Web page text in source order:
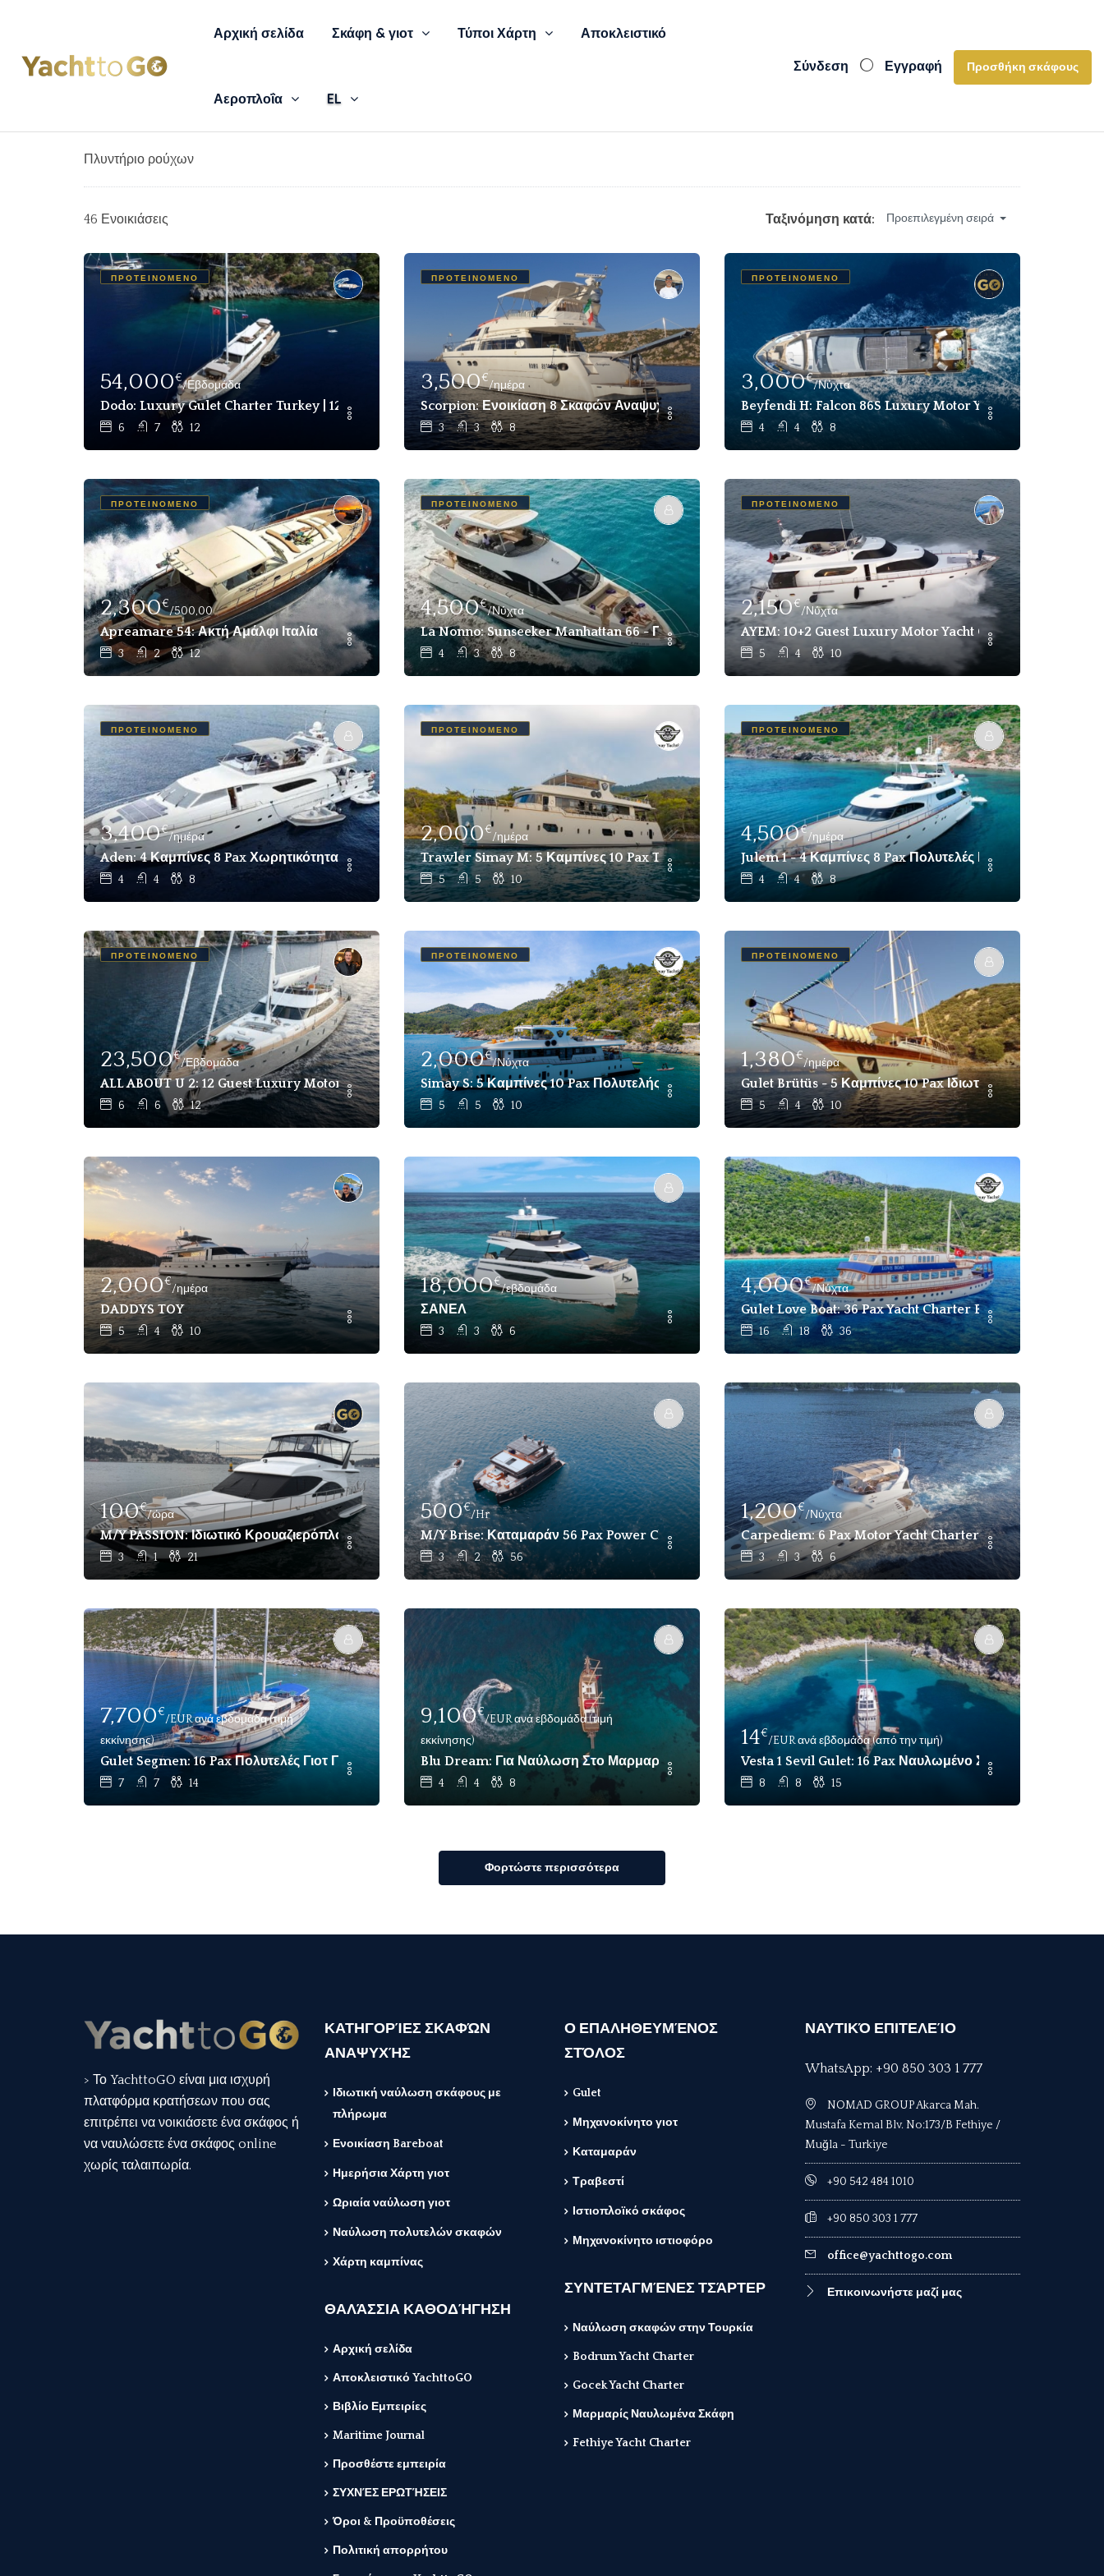
Αρχική σελίδα Σκάφη & γιοτ Τύποι Χάρτη Αποκλειστικό
Αεροπλοΐα EL
Σύνδεση Εγγραφή Προσθήκη σκάφους
Πλυντήριο ρούχων
46 Ενοικιάσεις Ταξινόμηση κατά: Προεπιλεγμένη σειρά
ΠΡΟΤΕΙΝΌΜΕΝΟ
54,000€
/Εβδομάδα
Dodo: Luxury Gulet Charter Turkey | 12 Pax 6 Cabin Feythiye, Bodrum
6 7 12
ΠΡΟΤΕΙΝΌΜΕΝΟ
3,500€
/ημέρα
Scorpion: Ενοικίαση 8 Σκαφών Αναψυχής Για Επισκέπτες Στη Λα Μανταλένα Της Σαρδηνίας
3 3 8
ΠΡΟΤΕΙΝΌΜΕΝΟ
3,000€
/Νύχτα
Beyfendi H: Falcon 86S Luxury Motor Yacht Weekly
4 4 8
ΠΡΟΤΕΙΝΌΜΕΝΟ
2,300€
/500,00
Apreamare 54: Ακτή Αμάλφι Ιταλία
3 2 12
ΠΡΟΤΕΙΝΌΜΕΝΟ
4,500€
/Νύχτα
La Nonno: Sunseeker Manhattan 66 - Πολυτελές Σκάφος Ναύλωσης Στη Μαγιόρκα
4 3 8
ΠΡΟΤΕΙΝΌΜΕΝΟ
2,150€
/Νύχτα
AYEM: 10+2 Guest Luxury Motor Yacht Charter Gocek
5 4 10
ΠΡΟΤΕΙΝΌΜΕΝΟ
3,400€
/ημέρα
Aden: 4 Καμπίνες 8 Pax Χωρητικότητα Luxury Motor Yacht Charter Bodrum
4 4 8
ΠΡΟΤΕΙΝΌΜΕΝΟ
2,000€
/ημέρα
Trawler Simay M: 5 Καμπίνες 10 Pax Trawler Για Ναύλωση Fethiye, Göcek
5 5 10
ΠΡΟΤΕΙΝΌΜΕΝΟ
4,500€
/ημέρα
Julem 1 - 4 Καμπίνες 8 Pax Πολυτελές Μηχανοκίνητο
4 4 8
ΠΡΟΤΕΙΝΌΜΕΝΟ
23,500€
/Εβδομάδα
ALL ABOUT U 2: 12 Guest Luxury Motor Sailer Εβδομαδιαία Χάρτη Marmaris
6 6 12
ΠΡΟΤΕΙΝΌΜΕΝΟ
2,000€
/Νύχτα
Simay S: 5 Καμπίνες 10 Pax Πολυτελής Trawler Motor Yacht Charter Τουρκία Fethiye
5 5 10
ΠΡΟΤΕΙΝΌΜΕΝΟ
1,380€
/ημέρα
Gulet Brütüs - 5 Καμπίνες 10 Pax Ιδιωτικό Gulet Για
5 4 10
2,000€
/ημέρα
DADDYS TOY
5 4 10
18,000€
/εβδομάδα
ΣΑΝΕΛ
3 3 6
4,000€
/Νύχτα
Gulet Love Boat: 36 Pax Yacht Charter Bodrum, Marmaris
16 18 36
100€
/ώρα
M/Y PASSION: Ιδιωτικό Κρουαζιερόπλοιο Και Γιοτ Εκδηλώσεων Στον Βόσπορο - Αποκλειστική Ναύλωση Στην Κωνσταντινούπολη
3 1 21
500€
/Hr
M/Y Brise: Καταμαράν 56 Pax Power Charter Bodrum, Κωνσταντινούπολη
3 2 56
1,200€
/Νύχτα
Carpediem: 6 Pax Motor Yacht Charter Gocek
3 3 6
7,700€
/EUR ανά εβδομάδα (τιμή
εκκίνησης)
Gulet Segmen: 16 Pax Πολυτελές Γιοτ Για Ναύλωση
7 7 14
9,100€
/EUR ανά εβδομάδα (τιμή
εκκίνησης)
Blu Dream: Για Ναύλωση Στο Μαρμαρίς - 8 Επισκέπτες
4 4 8
14€
/EUR ανά εβδομάδα (από την τιμή)
Vesta 1 Sevil Gulet: 16 Pax Ναυλωμένο Σκάφος Προς
8 8 15
Φορτώστε περισσότερα
> Το YachttoGO είναι μια ισχυρή
πλατφόρμα κρατήσεων που σας
επιτρέπει να νοικιάσετε ένα σκάφος ή
να ναυλώσετε ένα σκάφος online
χωρίς ταλαιπωρία.
ΚΑΤΗΓΟΡΊΕΣ ΣΚΑΦΏΝ
ΑΝΑΨΥΧΉΣ
Ιδιωτική ναύλωση σκάφους με
πλήρωμα
Ενοικίαση Bareboat
Ημερήσια Χάρτη γιοτ
Ωριαία ναύλωση γιοτ
Ναύλωση πολυτελών σκαφών
Χάρτη καμπίνας
ΘΑΛΆΣΣΙΑ ΚΑΘΟΔΉΓΗΣΗ
Αρχική σελίδα
Αποκλειστικό YachttoGO
Βιβλίο Εμπειρίες
Maritime Journal
Προσθέστε εμπειρία
ΣΥΧΝΈΣ ΕΡΩΤΉΣΕΙΣ
Όροι & Προϋποθέσεις
Πολιτική απορρήτου
Ο ΕΠΑΛΗΘΕΥΜΈΝΟΣ
ΣΤΌΛΟΣ
Gulet
Μηχανοκίνητο γιοτ
Καταμαράν
Τραβεστί
Ιστιοπλοϊκό σκάφος
Μηχανοκίνητο ιστιοφόρο
ΣΥΝΤΕΤΑΓΜΈΝΕΣ ΤΣΆΡΤΕΡ
Ναύλωση σκαφών στην Τουρκία
Bodrum Yacht Charter
Gocek Yacht Charter
Μαρμαρίς Ναυλωμένα Σκάφη
Fethiye Yacht Charter
ΝΑΥΤΙΚΌ ΕΠΙΤΕΛΕΊΟ
WhatsApp: +90 850 303 1 777
NOMAD GROUP Akarca Mah.
Mustafa Kemal Blv. No:173/B Fethiye /
Muğla - Turkiye
+90 542 484 1010
+90 850 303 1 777
office@yachttogo.com
Επικοινωνήστε μαζί μας